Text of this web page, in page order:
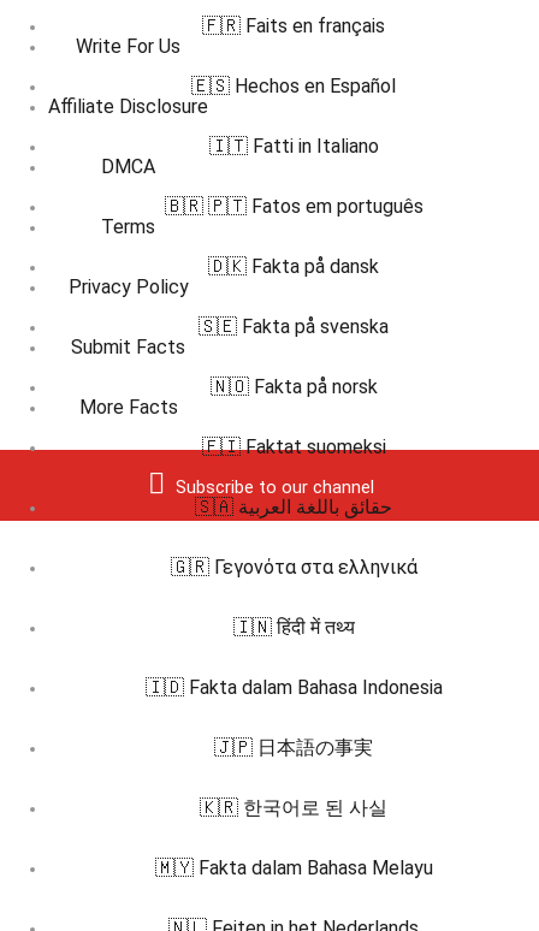
Write For Us
Affiliate Disclosure
DMCA
Terms
Privacy Policy
Submit Facts
More Facts
Subscribe to our channel
🇫🇷 Faits en français
🇪🇸 Hechos en Español
🇮🇹 Fatti in Italiano
🇧🇷 🇵🇹 Fatos em português
🇩🇰 Fakta på dansk
🇸🇪 Fakta på svenska
🇳🇴 Fakta på norsk
🇫🇮 Faktat suomeksi
🇸🇦 حقائق باللغة العربية
🇬🇷 Γεγονότα στα ελληνικά
🇮🇳 हिंदी में तथ्य
🇮🇩 Fakta dalam Bahasa Indonesia
🇯🇵 日本語の事実
🇰🇷 한국어로 된 사실
🇲🇾 Fakta dalam Bahasa Melayu